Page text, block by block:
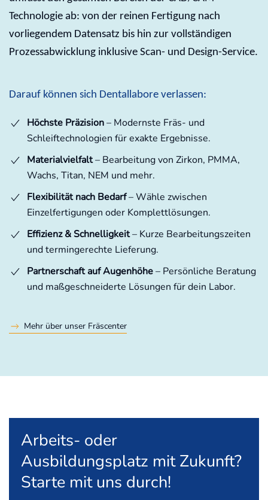
Technologie ab: von der reinen Fertigung nach
vorliegendem Datensatz bis hin zur vollständigen
Prozessabwicklung inklusive Scan- und Design-Service.
Darauf können sich Dentallabore verlassen:
Höchste Präzision– Modernste Fräs- und
Schleiftechnologien für exakte Ergebnisse.
Materialvielfalt– Bearbeitung von Zirkon, PMMA,
Wachs, Titan, NEM und mehr.
Flexibilität nach Bedarf– Wähle zwischen
Einzelfertigungen oder Komplettlösungen.
Effizienz & Schnelligkeit– Kurze Bearbeitungszeiten
und termingerechte Lieferung.
Partnerschaft auf Augenhöhe– Persönliche Beratung
und maßgeschneiderte Lösungen für dein Labor.
Mehr über unser Fräscenter
Arbeits- oder
Ausbildungsplatz mit Zukunft?
Starte mit uns durch!